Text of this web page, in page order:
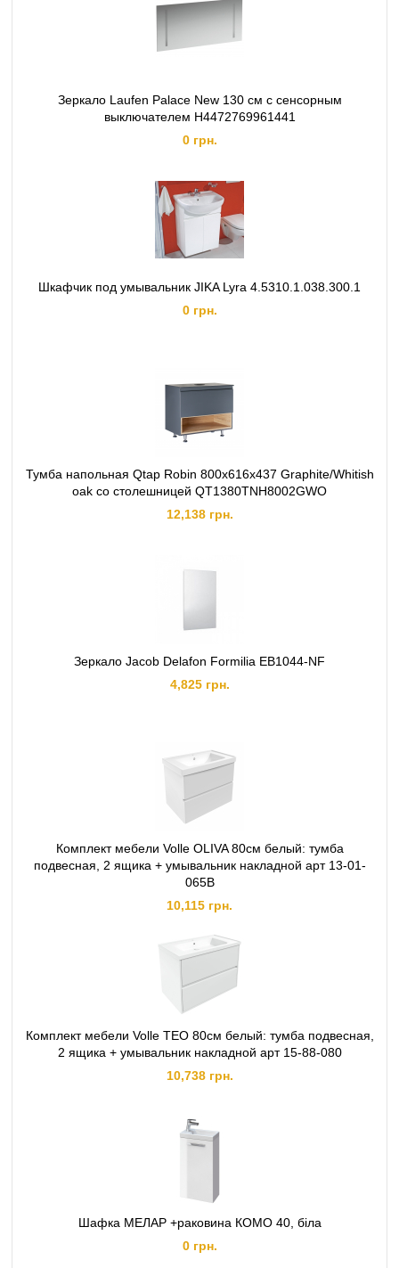
Зеркало Laufen Palace New 130 см с сенсорным
выключателем H4472769961441
0 грн.
Шкафчик под умывальник JIKA Lyra 4.5310.1.038.300.1
0 грн.
Тумба напольная Qtap Robin 800х616х437 Graphite/Whitish
oak со столешницей QT1380TNН8002GWO
12,138 грн.
Зеркало Jacob Delafon Formilia EB1044-NF
4,825 грн.
Комплект мебели Volle OLIVA 80см белый: тумба
подвесная, 2 ящика + умывальник накладной арт 13-01-
065В
10,115 грн.
Комплект мебели Volle TEO 80см белый: тумба подвесная,
2 ящика + умывальник накладной арт 15-88-080
10,738 грн.
Шафка МЕЛАР +раковина КОМО 40, біла
0 грн.